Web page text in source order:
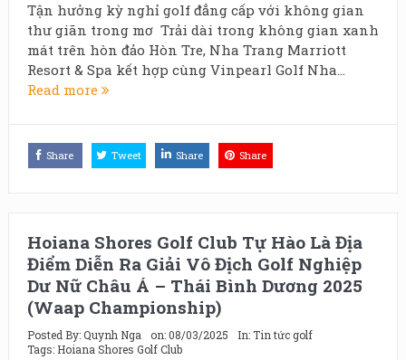
Tận hưởng kỳ nghỉ golf đẳng cấp với không gian
thư giãn trong mơ Trải dài trong không gian xanh
mát trên hòn đảo Hòn Tre, Nha Trang Marriott
Resort & Spa kết hợp cùng Vinpearl Golf Nha...
Read more
Share Tweet Share Share
Hoiana Shores Golf Club Tự Hào Là Địa
Điểm Diễn Ra Giải Vô Địch Golf Nghiệp
Dư Nữ Châu Á – Thái Bình Dương 2025
(Waap Championship)
Posted By:Quynh Nga on:08/03/2025 In:Tin tức golf
Tags: Hoiana Shores Golf Club